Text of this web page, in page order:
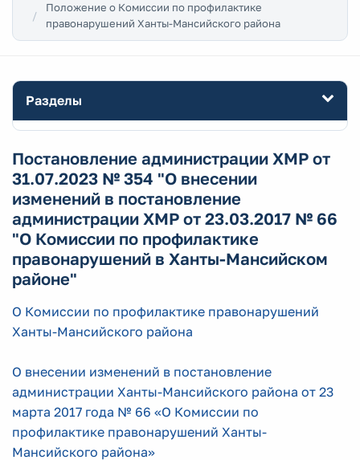
Положение о Комиссии по профилактике
правонарушений Ханты-Мансийского района
Разделы
Постановление администрации ХМР от
31.07.2023 № 354 "О внесении
изменений в постановление
администрации ХМР от 23.03.2017 № 66
"О Комиссии по профилактике
правонарушений в Ханты-Мансийском
районе"
О Комиссии по профилактике правонарушений
Ханты-Мансийского района
О внесении изменений в постановление
администрации Ханты-Мансийского района от 23
марта 2017 года № 66 «О Комиссии по
профилактике правонарушений Ханты-
Мансийского района»